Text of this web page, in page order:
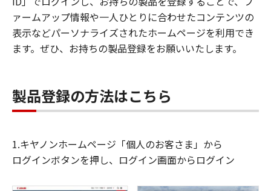
ァームアップ情報や一人ひとりに合わせたコンテンツの
表示などパーソナライズされたホームページを利用でき
ます。ぜひ、お持ちの製品登録をお願いいたします。
製品登録の方法はこちら
1.キヤノンホームページ「個人のお客さま」から
ログインボタンを押し、ログイン画面からログイン